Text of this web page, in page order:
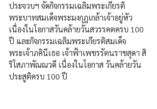
ประจวบฯ จัดกิจกรรมเฉลิมพระเกียรติ
พระบาทสมเด็จพระมงกุฎเกล้าเจ้าอยู่หัว
เนื่องในโอกาสวันคล้ายวันสวรรคตครบ 100
ปี และกิจกรรมเฉลิมพระเกียรติสมเด็จ
พระเจ้าภคินีเธอ เจ้าฟ้าเพชรรัตนราชสุดา สิ
ริโสภาพัณณวดี เนื่องในโอกาส วันคล้ายวัน
ประสูติครบ 100 ปี